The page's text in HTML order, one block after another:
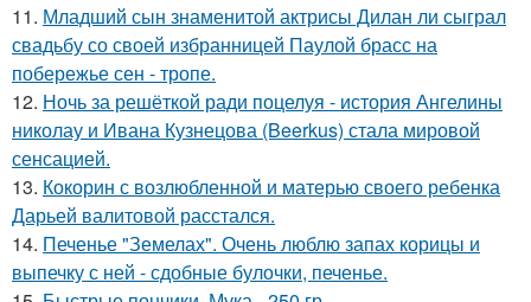
11. Младший сын знаменитой актрисы Дилан ли сыграл
свадьбу со своей избранницей Паулой брасс на
побережье сен - тропе.
12. Ночь за решёткой ради поцелуя - история Ангелины
николау и Ивана Кузнецова (Beerkus) стала мировой
сенсацией.
13. Кокорин с возлюбленной и матерью своего ребенка
Дарьей валитовой расстался.
14. Печенье "Земелах". Очень люблю запах корицы и
выпечку с ней - сдобные булочки, печенье.